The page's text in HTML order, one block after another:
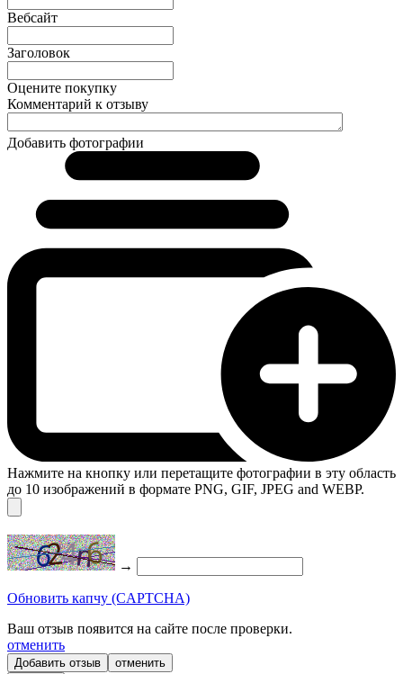
Вебсайт
Заголовок
Оцените покупку
Комментарий к отзыву
Добавить фотографии
Нажмите на кнопку или перетащите фотографии в эту область
до 10 изображений в формате PNG, GIF, JPEG and WEBP.
→
Обновить капчу (CAPTCHA)
Ваш отзыв появится на сайте после проверки.
отменить
отменить